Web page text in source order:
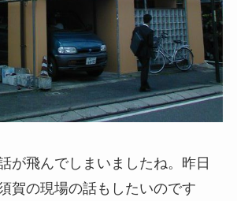
が飛んでしまいましたね。昨日
賀の現場の話もしたいのです